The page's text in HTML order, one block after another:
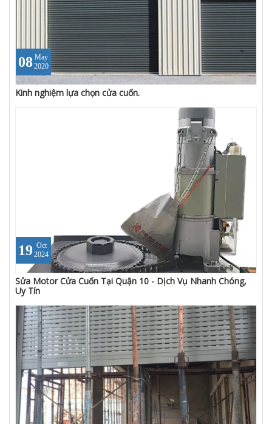
08 May
2020
Kinh nghiệm lựa chọn cửa cuốn.
19 Oct
2024
Sửa Motor Cửa Cuốn Tại Quận 10 - Dịch Vụ Nhanh Chóng,
Uy Tín